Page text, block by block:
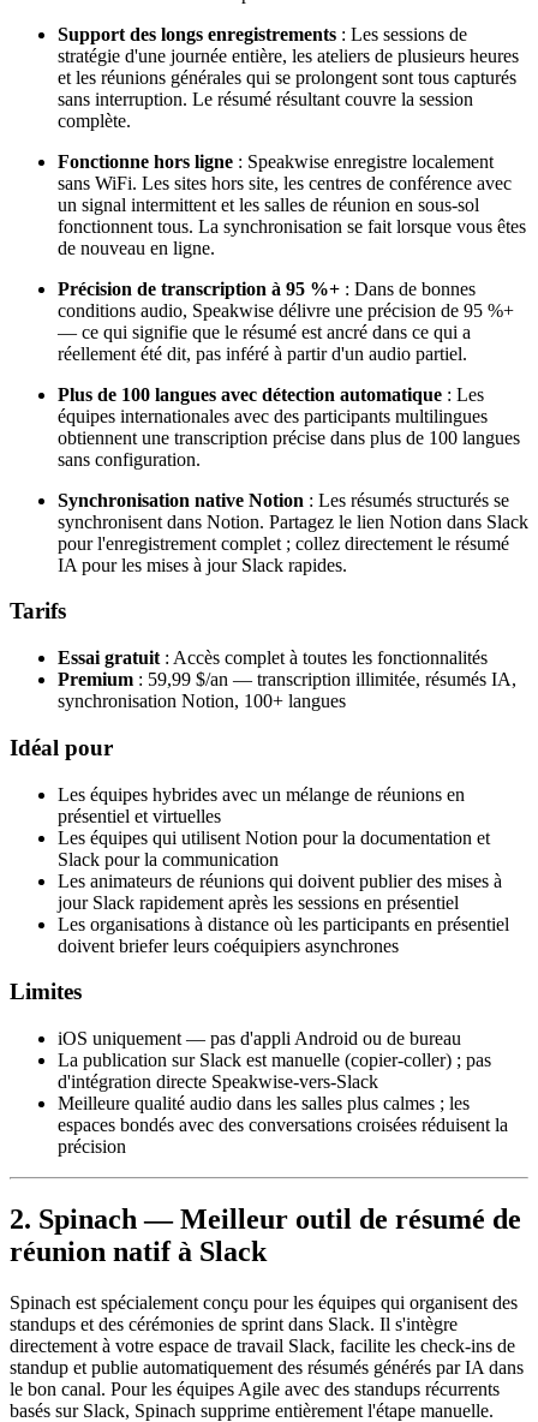
Support des longs enregistrements : Les sessions de
stratégie d'une journée entière, les ateliers de plusieurs heures
et les réunions générales qui se prolongent sont tous capturés
sans interruption. Le résumé résultant couvre la session
complète.
Fonctionne hors ligne : Speakwise enregistre localement
sans WiFi. Les sites hors site, les centres de conférence avec
un signal intermittent et les salles de réunion en sous-sol
fonctionnent tous. La synchronisation se fait lorsque vous êtes
de nouveau en ligne.
Précision de transcription à 95 %+ : Dans de bonnes
conditions audio, Speakwise délivre une précision de 95 %+
— ce qui signifie que le résumé est ancré dans ce qui a
réellement été dit, pas inféré à partir d'un audio partiel.
Plus de 100 langues avec détection automatique : Les
équipes internationales avec des participants multilingues
obtiennent une transcription précise dans plus de 100 langues
sans configuration.
Synchronisation native Notion : Les résumés structurés se
synchronisent dans Notion. Partagez le lien Notion dans Slack
pour l'enregistrement complet ; collez directement le résumé
IA pour les mises à jour Slack rapides.
Tarifs
Essai gratuit : Accès complet à toutes les fonctionnalités
Premium : 59,99 $/an — transcription illimitée, résumés IA,
synchronisation Notion, 100+ langues
Idéal pour
Les équipes hybrides avec un mélange de réunions en
présentiel et virtuelles
Les équipes qui utilisent Notion pour la documentation et
Slack pour la communication
Les animateurs de réunions qui doivent publier des mises à
jour Slack rapidement après les sessions en présentiel
Les organisations à distance où les participants en présentiel
doivent briefer leurs coéquipiers asynchrones
Limites
iOS uniquement — pas d'appli Android ou de bureau
La publication sur Slack est manuelle (copier-coller) ; pas
d'intégration directe Speakwise-vers-Slack
Meilleure qualité audio dans les salles plus calmes ; les
espaces bondés avec des conversations croisées réduisent la
précision
2. Spinach — Meilleur outil de résumé de
réunion natif à Slack
Spinach est spécialement conçu pour les équipes qui organisent des
standups et des cérémonies de sprint dans Slack. Il s'intègre
directement à votre espace de travail Slack, facilite les check-ins de
standup et publie automatiquement des résumés générés par IA dans
le bon canal. Pour les équipes Agile avec des standups récurrents
basés sur Slack, Spinach supprime entièrement l'étape manuelle.